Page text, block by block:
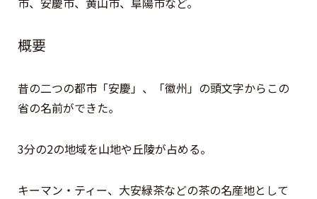
概要
昔の二つの都市「安慶」、「徽州」の頭文字からこの
省の名前ができた。
3分の2の地域を山地や丘陵が占める。
キーマン・ティー、大安緑茶などの茶の名産地として